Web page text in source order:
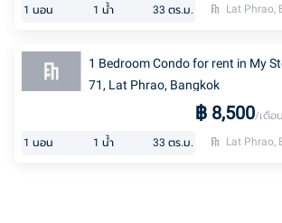
1 นอน 1 น้ำ 33 ตร.ม. Lat Phrao,
1 Bedroom Condo for rent in My
71, Lat Phrao, Bangkok
฿ 8,500/เดือน
1 นอน 1 น้ำ 33 ตร.ม. Lat Phrao,